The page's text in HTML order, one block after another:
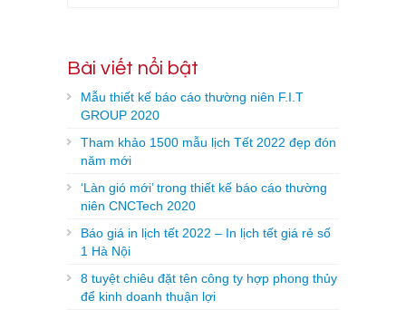
Bài viết nổi bật
Mẫu thiết kế báo cáo thường niên F.I.T
GROUP 2020
Tham khảo 1500 mẫu lịch Tết 2022 đẹp đón
năm mới
‘Làn gió mới’ trong thiết kế báo cáo thường
niên CNCTech 2020
Báo giá in lịch tết 2022 – In lịch tết giá rẻ số
1 Hà Nội
8 tuyệt chiêu đặt tên công ty hợp phong thủy
để kinh doanh thuận lợi